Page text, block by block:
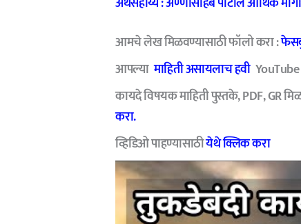
आमचे लेख मिळवण्यासाठी फॉलो करा :
आपल्यामाहिती असायलाच हवी
कायदे विषयक माहिती पुस्तके, PDF, GR
करा.
व्हिडिओ पाहण्यासाठीयेथे क्लिक करा